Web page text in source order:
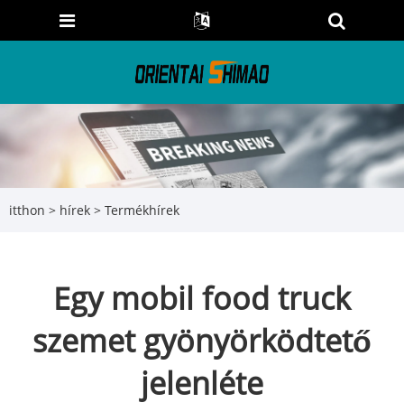
itthon > hírek > Termékhírek
Egy mobil food truck
szemet gyönyörködtető
jelenléte